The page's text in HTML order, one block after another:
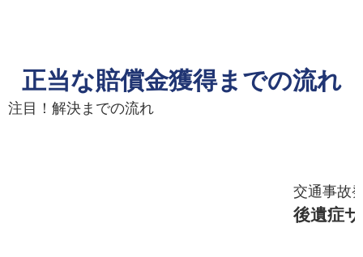
正当な賠償金獲得までの流れ
注目！ 解決までの流れ
交通事故
後遺症